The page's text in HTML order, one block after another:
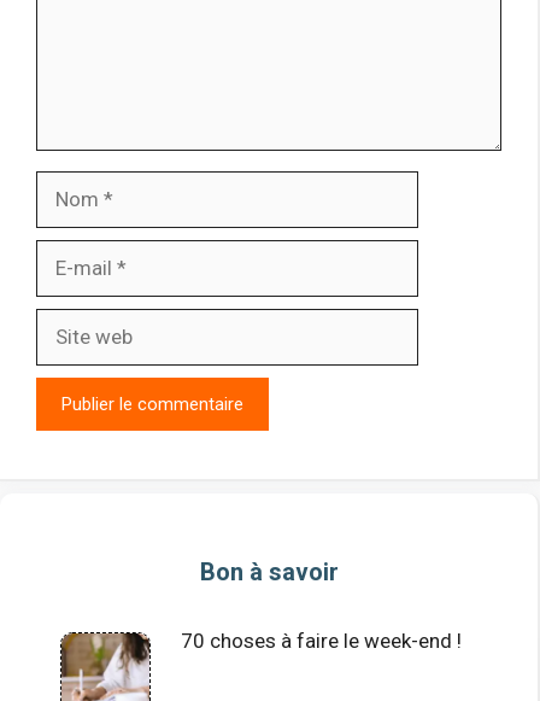
mail
web
Bon à savoir
70 choses à faire le week-end !